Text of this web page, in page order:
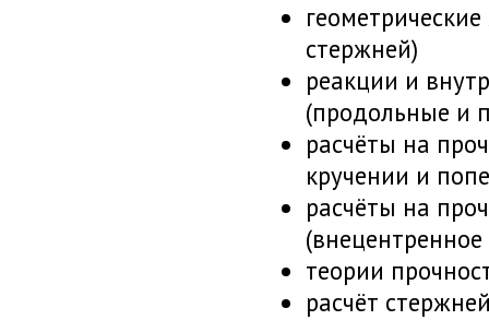
стержней)
реакции и
(продольные и
расчёты на
кручении и
расчёты на
теории
расчёт